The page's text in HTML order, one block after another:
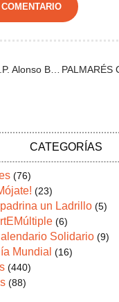
CATEGORÍAS
(76)
(23)
un Ladrillo (5)
(6)
Solidario (9)
Mundial (16)
(440)
(88)